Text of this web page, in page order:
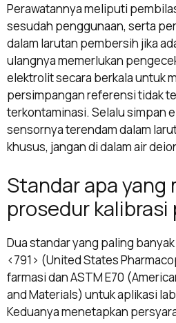
Perawatannya meliputi
sesudah penggunaan, serta
dalam larutan pembersih jika
ulangnya memerlukan
elektrolit secara berkala untuk
persimpangan referensi tidak
terkontaminasi. Selalu simpan
sensornya terendam dalam
khusus, jangan di dalam air
Standar apa
prosedur kalibrasi
Dua standar yang paling
<791> (United States
farmasi dan ASTM E70
and Materials) untuk aplikasi
Keduanya menetapkan